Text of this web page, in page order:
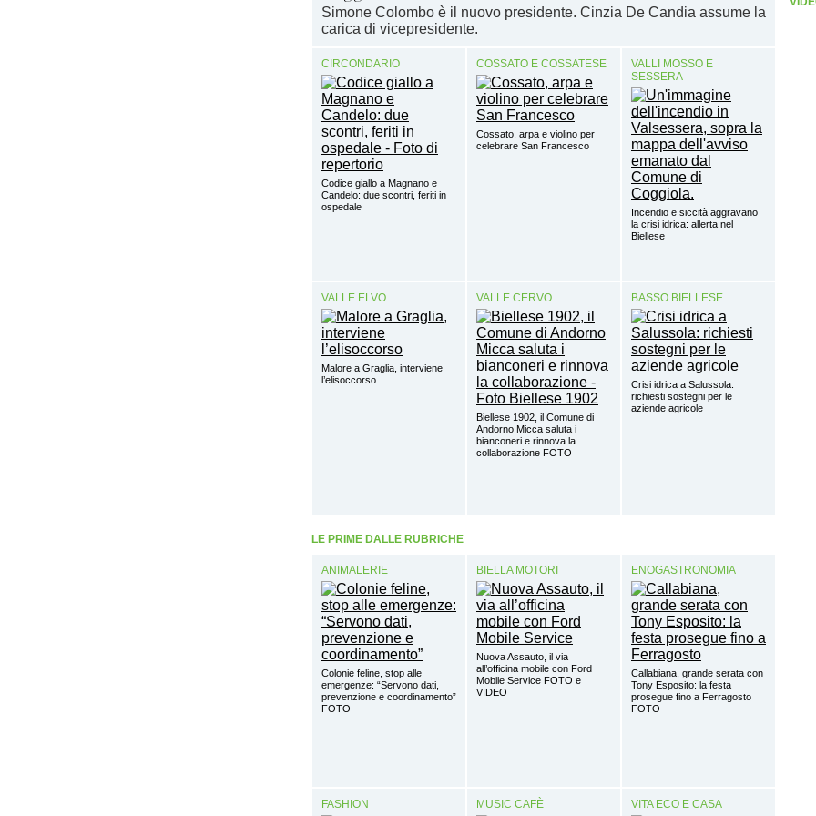
Simone Colombo è il nuovo presidente. Cinzia De Candia assume la
carica di vicepresidente.
CIRCONDARIO
Codice giallo a Magnano e
Candelo: due scontri, feriti in
ospedale
COSSATO E COSSATESE
Cossato, arpa e violino per
celebrare San Francesco
VALLI MOSSO E
SESSERA
Incendio e siccità aggravano
la crisi idrica: allerta nel
Biellese
VALLE ELVO
Malore a Graglia, interviene
l’elisoccorso
VALLE CERVO
Biellese 1902, il Comune di
Andorno Micca saluta i
bianconeri e rinnova la
collaborazione FOTO
BASSO BIELLESE
Crisi idrica a Salussola:
richiesti sostegni per le
aziende agricole
LE PRIME DALLE RUBRICHE
ANIMALERIE
Colonie feline, stop alle
emergenze: “Servono dati,
prevenzione e coordinamento”
FOTO
BIELLA MOTORI
Nuova Assauto, il via
all’officina mobile con Ford
Mobile Service FOTO e
VIDEO
ENOGASTRONOMIA
Callabiana, grande serata con
Tony Esposito: la festa
prosegue fino a Ferragosto
FOTO
FASHION MUSIC CAFÈ VITA ECO E CASA